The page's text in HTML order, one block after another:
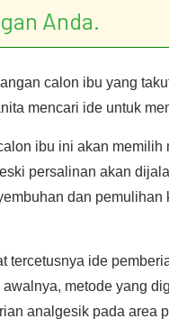
Anda.
calon ibu yang
mencari ide untuk
ibu ini akan memilih
persalinan akan
dan
tercetusnya ide
metode yang
analgesik pada area